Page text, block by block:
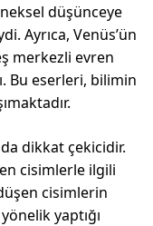
düşünceye
Ayrıca, Venüs’ün
merkezli evren
Bu eserleri, bilimin
dikkat çekicidir.
cisimlerle ilgili
cisimlerin
yaptığı